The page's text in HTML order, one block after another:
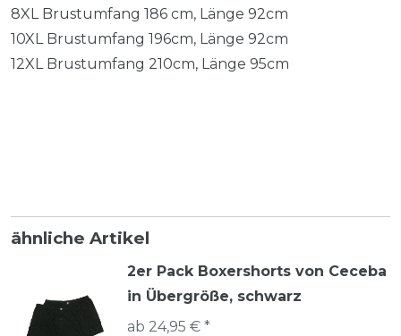
8XL Brustumfang 186 cm, Länge 92cm
10XL Brustumfang 196cm, Länge 92cm
12XL Brustumfang 210cm, Länge 95cm
ähnliche Artikel
2er Pack Boxershorts von Ceceba
in Übergröße, schwarz
ab 24,95 € *